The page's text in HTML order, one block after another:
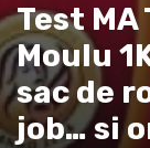
Test MA
Moulu
sac de
job… si